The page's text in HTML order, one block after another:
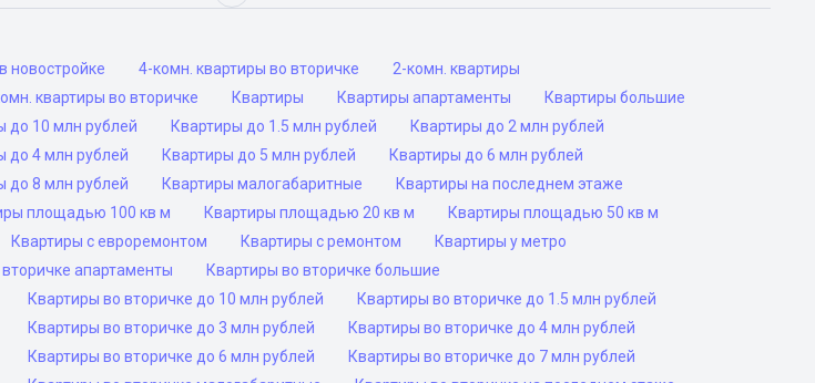
новостройке 4-комн. квартиры во вторичке
2-комн. квартиры
квартиры во вторичке Квартиры Квартиры апартаменты
Квартиры большие
до 10 млн рублей Квартиры до 1.5 млн рублей
Квартиры до 2 млн рублей
до 4 млн рублей Квартиры до 5 млн рублей
Квартиры до 6 млн рублей
до 8 млн рублей Квартиры малогабаритные
Квартиры на последнем этаже
площадью 100 кв м Квартиры площадью 20 кв м
Квартиры площадью 50 кв м
Квартиры с евроремонтом Квартиры с ремонтом
Квартиры у метро
апартаменты
Квартиры во вторичке большие
Квартиры во вторичке до 10 млн рублей
Квартиры во вторичке до 1.5 млн рублей
Квартиры во вторичке до 3 млн рублей
Квартиры во вторичке до 4 млн рублей
Квартиры во вторичке до 6 млн рублей
Квартиры во вторичке до 7 млн рублей